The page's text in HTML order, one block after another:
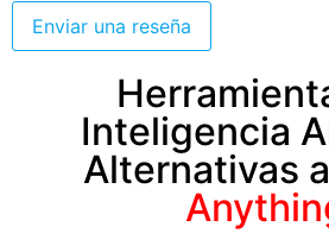
Enviar una reseña
Inteligencia
Alternativas a